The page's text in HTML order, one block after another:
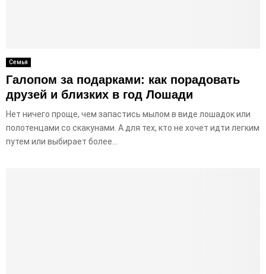
Семья
Галопом за подарками: как порадовать
друзей и близких в год Лошади
Нет ничего проще, чем запастись мылом в виде лошадок или
полотенцами со скакунами. А для тех, кто не хочет идти легким
путем или выбирает более...